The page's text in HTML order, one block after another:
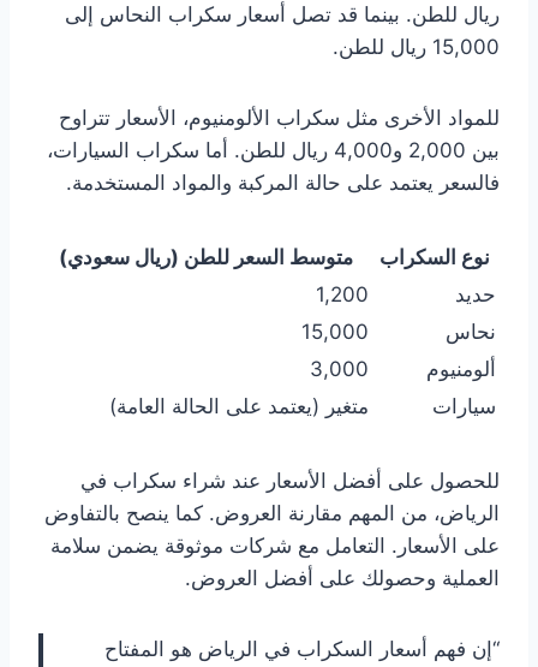
ريال للطن. بينما قد تصل أسعار سكراب النحاس إلى
15,000 ريال للطن.
للمواد الأخرى مثل سكراب الألومنيوم، الأسعار تتراوح
بين 2,000 و4,000 ريال للطن. أما سكراب السيارات،
فالسعر يعتمد على حالة المركبة والمواد المستخدمة.
نوع السكراب
متوسط السعر للطن (ريال سعودي)
حديد
1,200
نحاس
15,000
ألومنيوم
3,000
سيارات
متغير (يعتمد على الحالة العامة)
للحصول على أفضل الأسعار عند شراء سكراب في
الرياض، من المهم مقارنة العروض. كما ينصح بالتفاوض
على الأسعار. التعامل مع شركات موثوقة يضمن سلامة
العملية وحصولك على أفضل العروض.
“إن فهم أسعار السكراب في الرياض هو المفتاح